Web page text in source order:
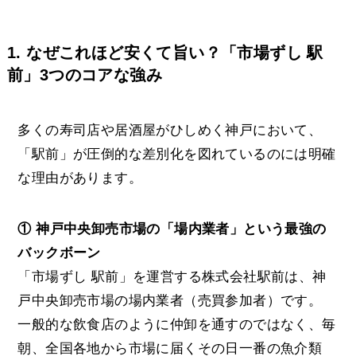
1. なぜこれほど安くて旨い？「市場ずし 駅
前」3つのコアな強み
多くの寿司店や居酒屋がひしめく神戸において、
「駅前」が圧倒的な差別化を図れているのには明確
な理由があります。
① 神戸中央卸売市場の「場内業者」という最強の
バックボーン
「市場ずし 駅前」を運営する株式会社駅前は、神
戸中央卸売市場の場内業者（売買参加者）です。
一般的な飲食店のように仲卸を通すのではなく、毎
朝、全国各地から市場に届くその日一番の魚介類